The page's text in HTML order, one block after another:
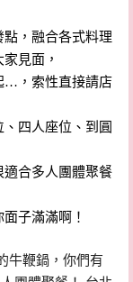
，融合各式料理
見面，
…，索性直接請店
四人座位、到圓
適合多人團體聚餐
子滿滿啊！